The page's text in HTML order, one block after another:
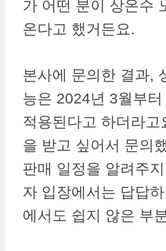
가 어떤 분이 상온수
온다고 했거든요.
본사에 문의한 결과,
능은 2024년 3월부
적용된다고 하더라
을 받고 싶어서 문의
판매 일정을 알려주
자 입장에서는 답답
에서도 쉽지 않은 부